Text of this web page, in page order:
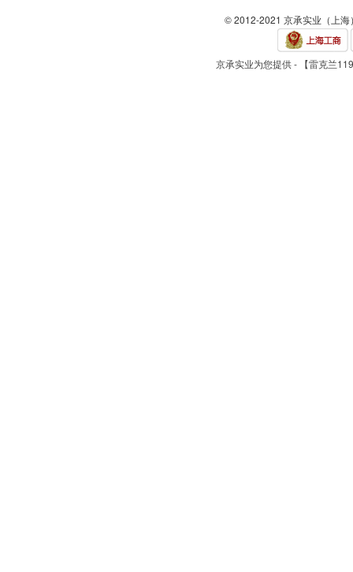
© 2012-2021 京承实业（上
京承实业为您提供 - 【雷克兰